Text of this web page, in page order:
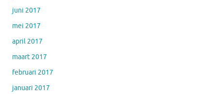
juni 2017
mei 2017
april 2017
maart 2017
februari 2017
januari 2017